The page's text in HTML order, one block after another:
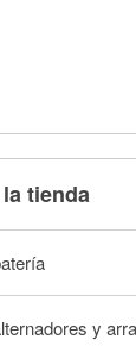
tienda
SUVs,
y